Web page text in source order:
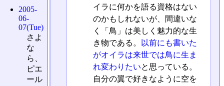
イラに何かを語る資格はない
のかもしれないが、間違いな
く「鳥」は美しく魅力的な生
き物である。
以前にも書いた
がオイラは来世では鳥に生ま
れ変わりたいと思っている。
自分の翼で好きなように空を
2005-
06-
07(Tue)
さよ
な
ら、
ピエ
ール